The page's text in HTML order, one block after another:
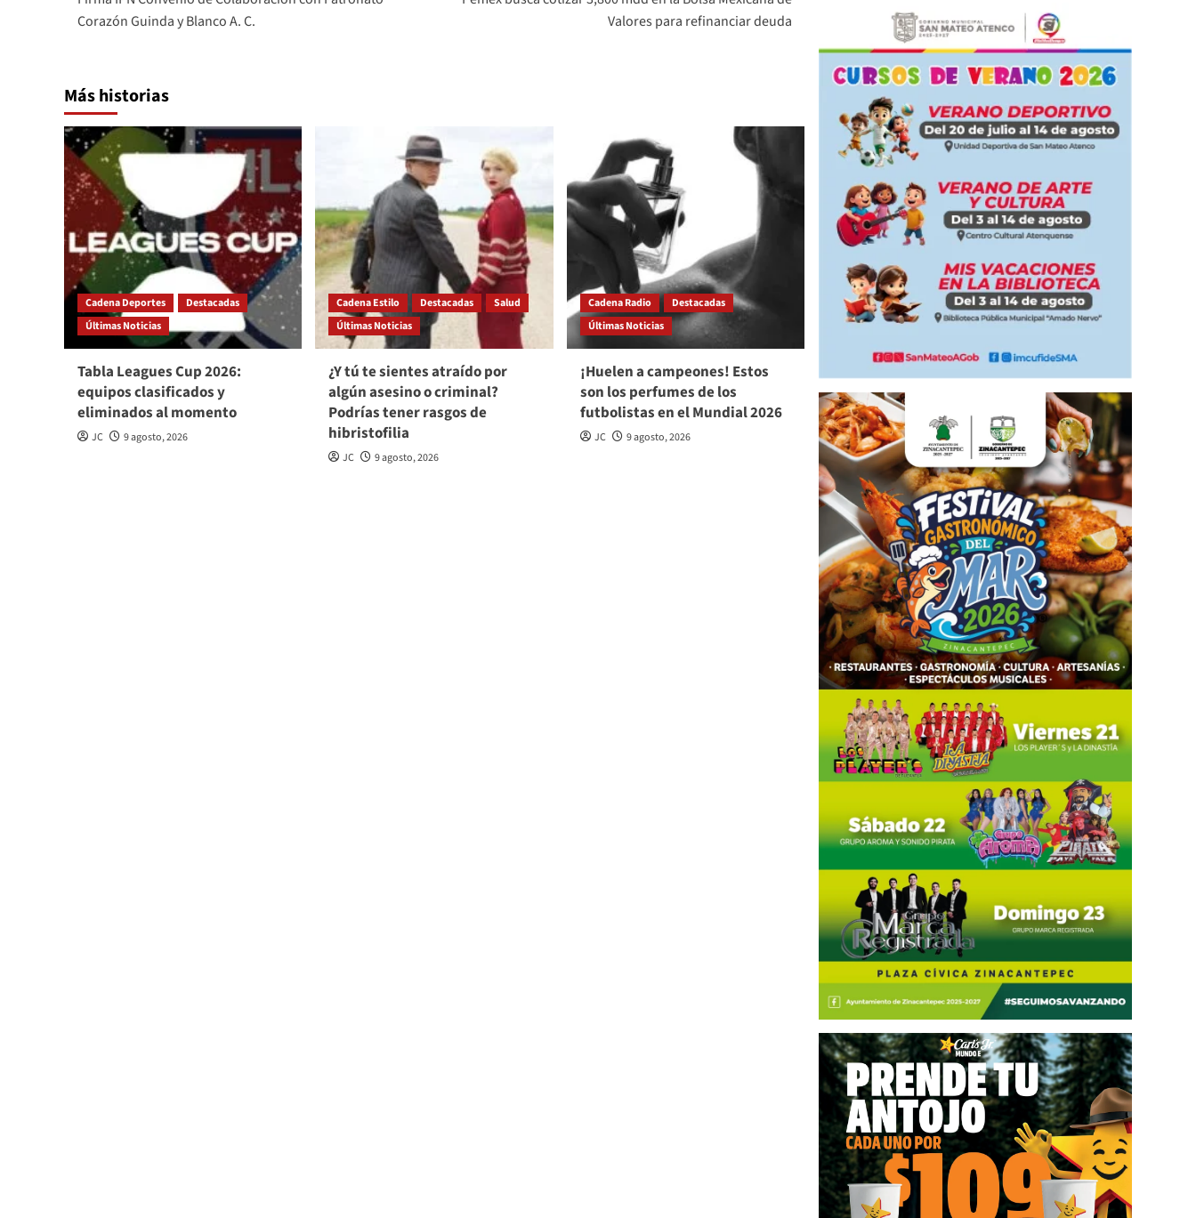
navigation
Corazón Guinda y Blanco A. C.
Valores para refinanciar deuda
Más historias
Cadena Deportes
Destacadas
Últimas Noticias
Tabla Leagues Cup 2026:
equipos clasificados y
eliminados al momento
JC 9 agosto, 2026
Cadena Estilo Destacadas
Salud
Últimas Noticias
¿Y tú te sientes atraído por
algún asesino o criminal?
Podrías tener rasgos de
hibristofilia
JC 9 agosto, 2026
Cadena Radio
Destacadas
Últimas Noticias
¡Huelen a campeones! Estos
son los perfumes de los
futbolistas en el Mundial 2026
JC 9 agosto, 2026